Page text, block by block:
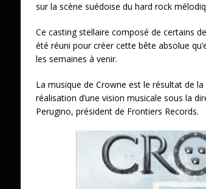
sur la scène suédoise du hard rock
Ce casting stellaire composé de certains
été réuni pour créer cette bête absolue
les semaines à venir.
La musique de Crowne est le résultat de
réalisation d’une vision musicale sous la
Perugino, président de Frontiers Records.